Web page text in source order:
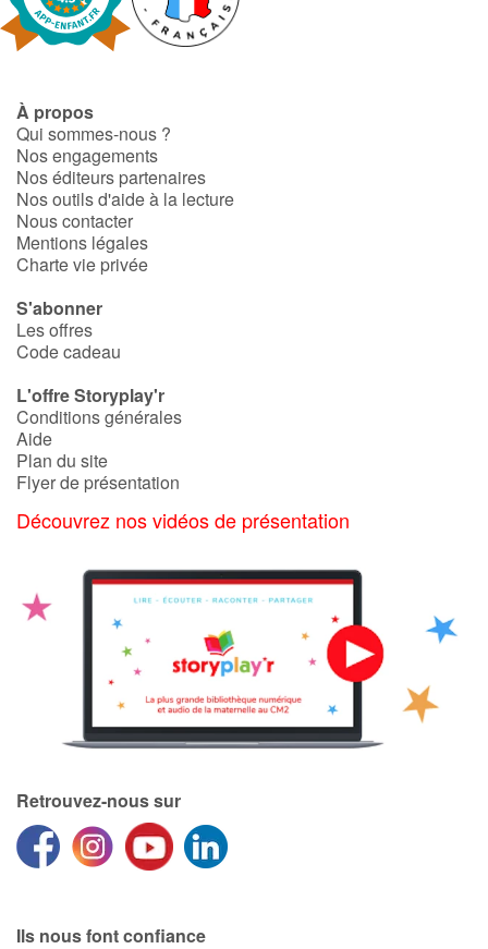
À propos
Qui sommes-nous ?
Nos engagements
Nos éditeurs partenaires
Nos outils d'aide à la lecture
Nous contacter
Mentions légales
Charte vie privée
S'abonner
Les offres
Code cadeau
L'offre Storyplay'r
Conditions générales
Aide
Plan du site
Flyer de présentation
Découvrez nos vidéos de présentation
Retrouvez-nous sur
Ils nous font confiance